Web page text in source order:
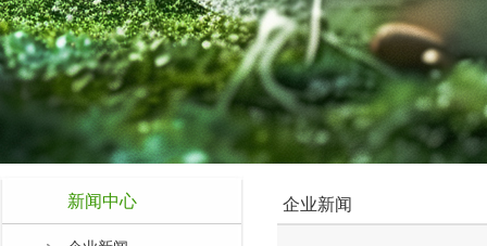
新闻中心 企业新闻